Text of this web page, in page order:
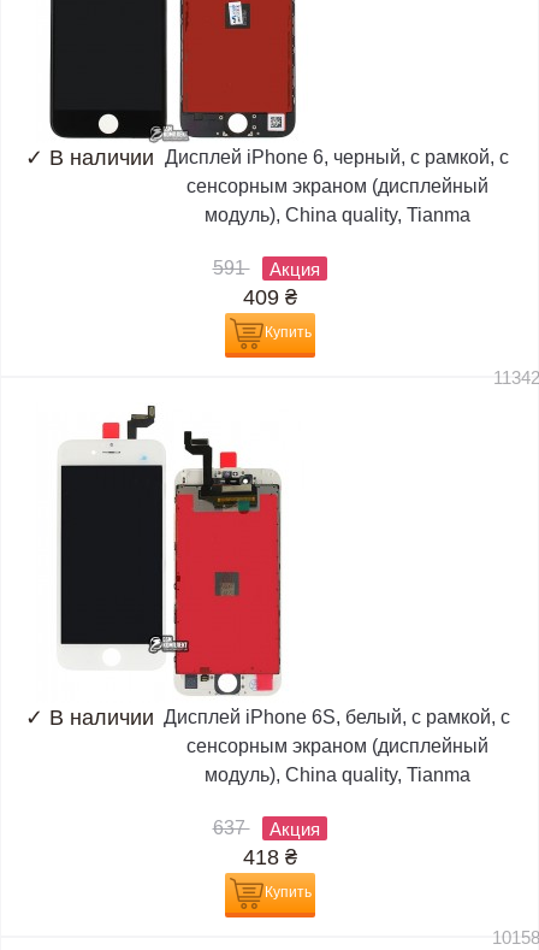
✓ В наличии Дисплей iPhone 6, черный, с рамкой, с
сенсорным экраном (дисплейный
модуль), China quality, Tianma
591 Акция
409 ₴
Купить
✓ В наличии Дисплей iPhone 6S, белый, с рамкой, с
сенсорным экраном (дисплейный
модуль), China quality, Tianma
637 Акция
418 ₴
Купить